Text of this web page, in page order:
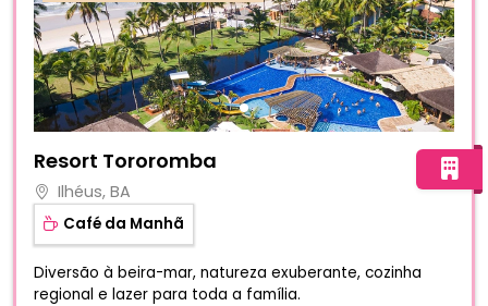
Resort Tororomba
Ilhéus, BA
Café da Manhã
Diversão à beira-mar, natureza exuberante, cozinha
regional e lazer para toda a família.